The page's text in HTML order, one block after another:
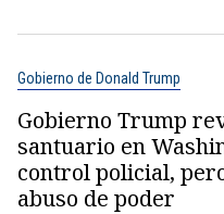
Gobierno de Donald Trump
Gobierno Trump
santuario en
control policial,
abuso de poder